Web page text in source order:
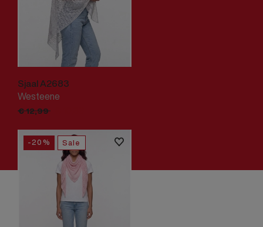
Sjaal A2683
Westeene
€12,99
-20% Sale